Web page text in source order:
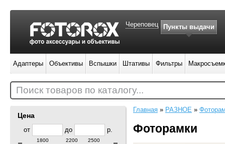
Цена
от до р.
1800 2200 2500
Главная » РАЗНОЕ »
Фоторамки
Череповец Пункты выдачи
Адаптеры Объективы Вспышки Штативы Фильтры
Поиск товаров по каталогу...